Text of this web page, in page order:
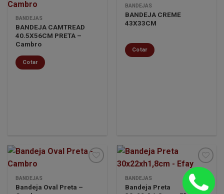
lista de
desejos
BANDEJAS
BANDEJA CAMTREAD
40.5X56CM PRETA –
Cambro
Cotar
BANDEJAS
BANDEJA CREME
43X33CM
Cotar
Minha
BANDEJAS
Bandeja Oval Preta –
Minha
BANDEJAS
Bandeja Preta